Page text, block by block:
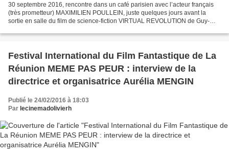
30 septembre 2016, rencontre dans un café parisien avec l’acteur français
(très prometteur) MAXIMILIEN POULLEIN, juste quelques jours avant la
sortie en salle du film de science-fiction VIRTUAL REVOLUTION de Guy-
Festival International du Film Fantastique de La
Réunion MEME PAS PEUR : interview de la
directrice et organisatrice Aurélia MENGIN
Publié le 24/02/2016 à 18:03
Par lecinemadolivierh